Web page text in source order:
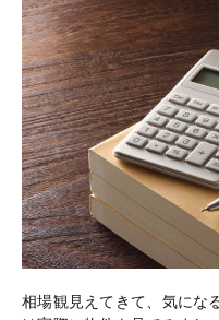
相場観見えてきて、気にな